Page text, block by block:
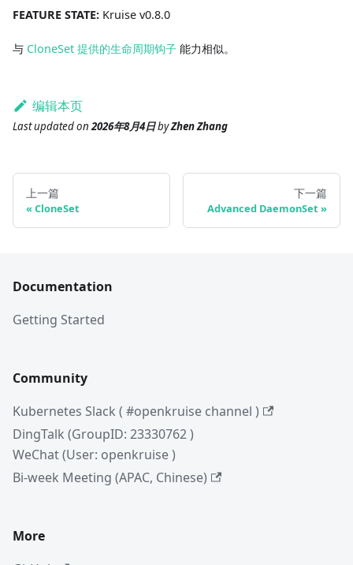
FEATURE STATE: Kruise v0.8.0
与 CloneSet 提供的生命周期钩子 能力相似。
编辑本页
Last updatedon2026年8月4日byZhen Zhang
上一篇
CloneSet
下一篇
Advanced DaemonSet
Documentation
Getting Started
Community
Kubernetes Slack ( #openkruise channel )
DingTalk (GroupID: 23330762 )
WeChat (User: openkruise )
Bi-week Meeting (APAC, Chinese)
More